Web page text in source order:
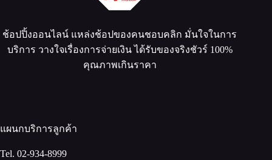
ช้อปปิ้งออนไลน์ แหล่งช้อปของคนชอบคลิก มั่นใจในการ
บริการ วางใจเรื่องการจ่ายเงิน ได้รับของจริงชัวร์ 100%
คุณภาพเกินราคา
แผนกบริการลูกค้า
Tel. 02-934-8999